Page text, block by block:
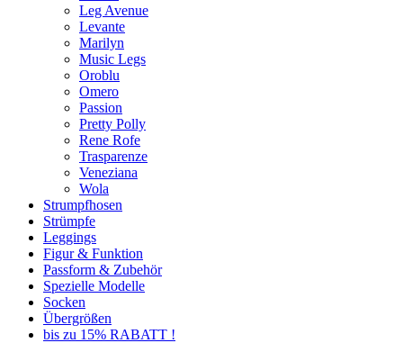
Leg Avenue
Levante
Marilyn
Music Legs
Oroblu
Omero
Passion
Pretty Polly
Rene Rofe
Trasparenze
Veneziana
Wola
Strumpfhosen
Strümpfe
Leggings
Figur & Funktion
Passform & Zubehör
Spezielle Modelle
Socken
Übergrößen
bis zu 15% RABATT !